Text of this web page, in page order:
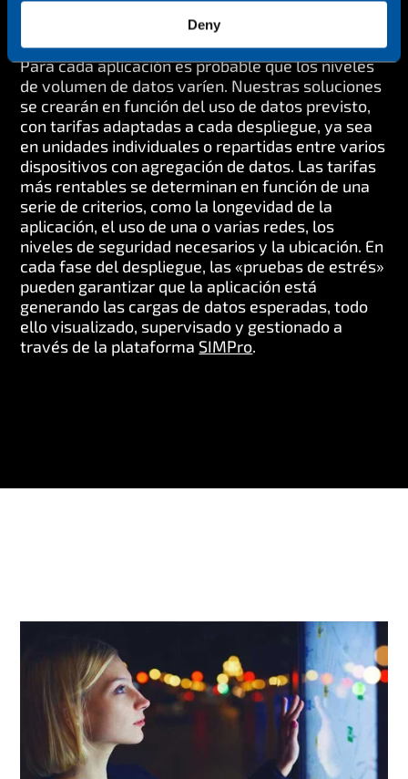
Deny
Para cada aplicación es probable que los niveles
de volumen de datos varíen. Nuestras soluciones
se crearán en función del uso de datos previsto,
con tarifas adaptadas a cada despliegue, ya sea
en unidades individuales o repartidas entre varios
dispositivos con agregación de datos. Las tarifas
más rentables se determinan en función de una
serie de criterios, como la longevidad de la
aplicación, el uso de una o varias redes, los
niveles de seguridad necesarios y la ubicación. En
cada fase del despliegue, las «pruebas de estrés»
pueden garantizar que la aplicación está
generando las cargas de datos esperadas, todo
ello visualizado, supervisado y gestionado a
través de la plataforma SIMPro.